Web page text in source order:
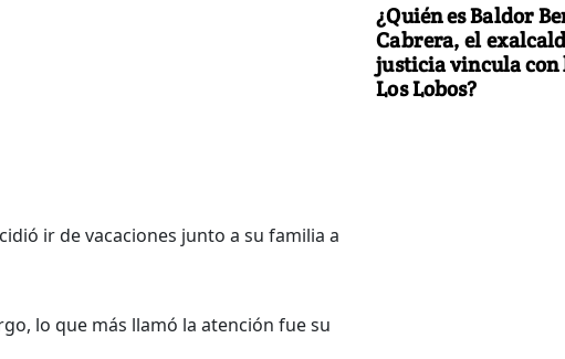
ir de vacaciones junto a su familia a
lo que más llamó la atención fue su
¿Quién es Baldor
Cabrera, el
justicia vincula con
Los Lobos?